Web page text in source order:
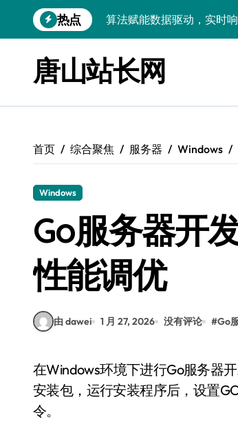
到
热点
技术护航：Android大数据
技术破局：实时引擎赋能
大数据架构下实时引擎优
大数据赋能运维：实时处
Go语言赋能大数据：实时
数据引擎科技赋能：实时
唐山站长网
首页 综合聚焦 服务器 Windows
Windows
Go服务器开
性能调优
由 dawei 1 月 27, 2026 没有评论 #Go
在Windows环境下进行Go服务器开发，首先需要安装Go语言环境。访问Go官网下载对应版本的
安装包，运行安装程序后，设置
令。